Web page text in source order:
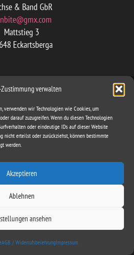
Zustimmung verwalten
verwenden wir Technologien wie Cookies, um
darauf zuzugreifen. Wenn du diesen Technologien
oder eindeutige IDs auf dieser Website
nicht erteilst oder zurückziehst, können bestimmte
werden.
Akzeptieren
Ablehnen
ansehen
AGB / WiderrufsbelehrungImpressum
& Band GbR
Mattstieg 3
Eckartsberga
Impressum
/ Widerrufsbelehrung /
Datenschutz
Richtlinie (EU)
Theme by @wowmall.store